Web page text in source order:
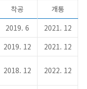
착공
개통
2019. 6
2021. 12
2019. 12
2021. 12
2018. 12 2022. 12